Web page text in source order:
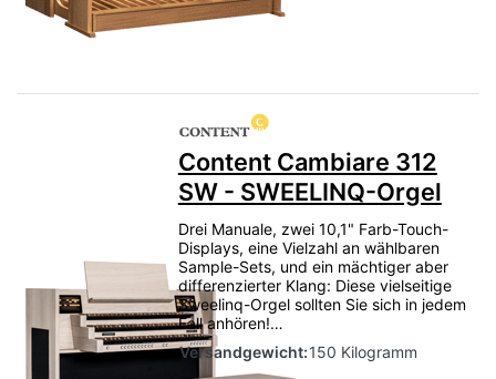
Content Cambiare 312
SW - SWEELINQ-Orgel
Drei Manuale, zwei 10,1" Farb-Touch-
Displays, eine Vielzahl an wählbaren
Sample-Sets, und ein mächtiger aber
differenzierter Klang: Diese vielseitige
Sweelinq-Orgel sollten Sie sich in jedem
Fall anhören!…
Versandgewicht:150 Kilogramm